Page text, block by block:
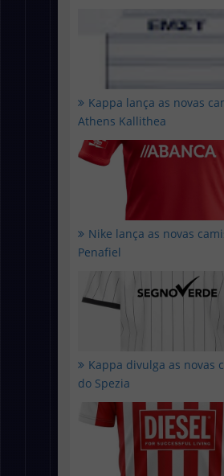
Kappa lança as novas
Athens Kallithea
Nike lança as novas
Penafiel
Kappa divulga as novas
do Spezia